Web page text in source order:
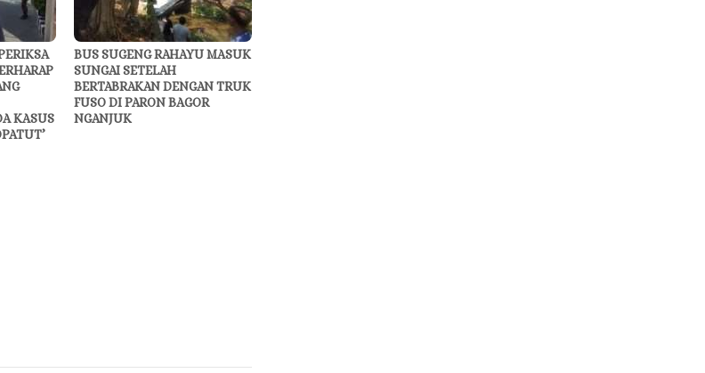
KASUS
BUS SUGENG RAHAYU MASUK
SUNGAI SETELAH
BERTABRAKAN DENGAN TRUK
FUSO DI PARON BAGOR
NGANJUK